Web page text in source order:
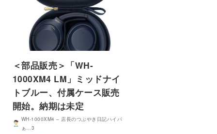
＜部品販売＞「WH-
1000XM4 LM」ミッドナイ
トブルー、付属ケース販売
開始。納期は未定
WH-1000XM4 – 店長のつぶやき日記ハイパ
ぁ…3